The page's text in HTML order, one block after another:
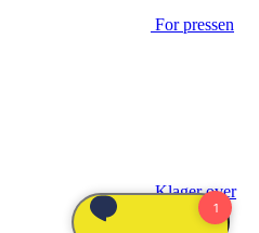
For pressen
Klager over